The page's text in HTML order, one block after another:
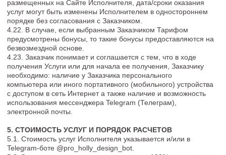
оказание услуг и в соответствии с условиями возврата,
указанными в разделе 6 настоящего Договора. Исполнитель
вправе расторгнуть Договор в одностороннем порядке в
случае нарушения Заказчиком его обязательств по
настоящему Договору.
7.4. Стороны пришли к соглашению, что будут стараться
урегулировать возникающие конфликты мирным путем.
Претензионный порядок является для Сторон обязательным.
Спор может передаваться на разрешение суда после
принятия Сторонами мер по досудебному урегулированию
конфликта.
7.5. Споры из Договора разрешаются в судебном порядке в
соответствии с законодательством РФ по месту нахождения
7.6. Исполнитель не несет ответственности за ненадлежащее
качество оказания Услуг, если ненадлежащее исполнение
явилось следствием недостоверности, недостаточности или
несвоевременности предоставленных Заказчиком сведений,
Договора со стороны Заказчика.
7.7. Исполнитель не несет ответственности за
несоответствие предоставленной услуги ожиданиям
Заказчика и/или за его субъективную оценку. Такое